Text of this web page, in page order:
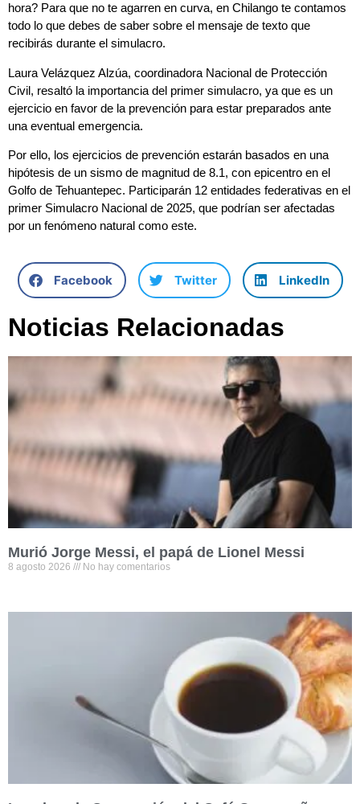
hora? Para que no te agarren en curva, en Chilango te contamos
todo lo que debes de saber sobre el mensaje de texto que
recibirás durante el simulacro.
Laura Velázquez Alzúa, coordinadora Nacional de Protección
Civil, resaltó la importancia del primer simulacro, ya que es un
ejercicio en favor de la prevención para estar preparados ante
una eventual emergencia.
Por ello, los ejercicios de prevención estarán basados en una
hipótesis de un sismo de magnitud de 8.1, con epicentro en el
Golfo de Tehuantepec. Participarán 12 entidades federativas en el
primer Simulacro Nacional de 2025, que podrían ser afectadas
por un fenómeno natural como este.
Facebook Twitter LinkedIn
Noticias Relacionadas
Murió Jorge Messi, el papá de Lionel Messi
8 agosto 2026 No hay comentarios